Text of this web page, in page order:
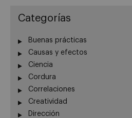
Categorías
Buenas prácticas
Causas y efectos
Ciencia
Cordura
Correlaciones
Creatividad
Dirección